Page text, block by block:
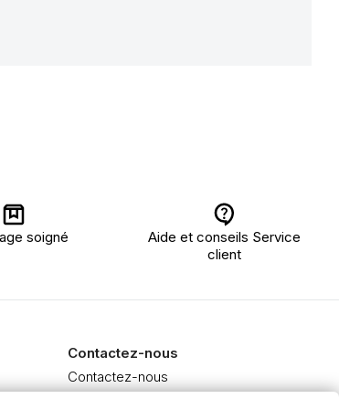
soigné
Aide et conseils Service
client
Contactez-nous
Contactez-nous